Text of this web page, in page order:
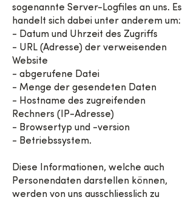
sogenannte Server-Logfiles an uns. Es
handelt sich dabei unter anderem um:
- Datum und Uhrzeit des Zugriffs
- URL (Adresse) der verweisenden
Website
- abgerufene Datei
- Menge der gesendeten Daten
- Hostname des zugreifenden
Rechners (IP-Adresse)
- Browsertyp und -version
- Betriebssystem.
Diese Informationen, welche auch
Personendaten darstellen können,
werden von uns ausschliesslich zu